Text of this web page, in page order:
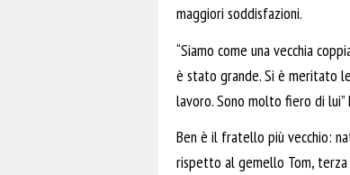
maggiori soddisfazioni.
“Siamo come una vecchia
è stato grande. Si è meritato
lavoro. Sono molto fiero di
Ben è il fratello più vecchio:
rispetto al gemello Tom,